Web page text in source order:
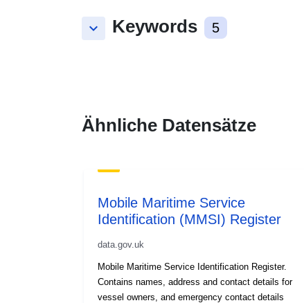
keyboard_arrow_down Keywords 5
Ähnliche Datensätze
Mobile Maritime Service
Identification (MMSI) Register
data.gov.uk
Mobile Maritime Service Identification Register.
Contains names, address and contact details for
vessel owners, and emergency contact details